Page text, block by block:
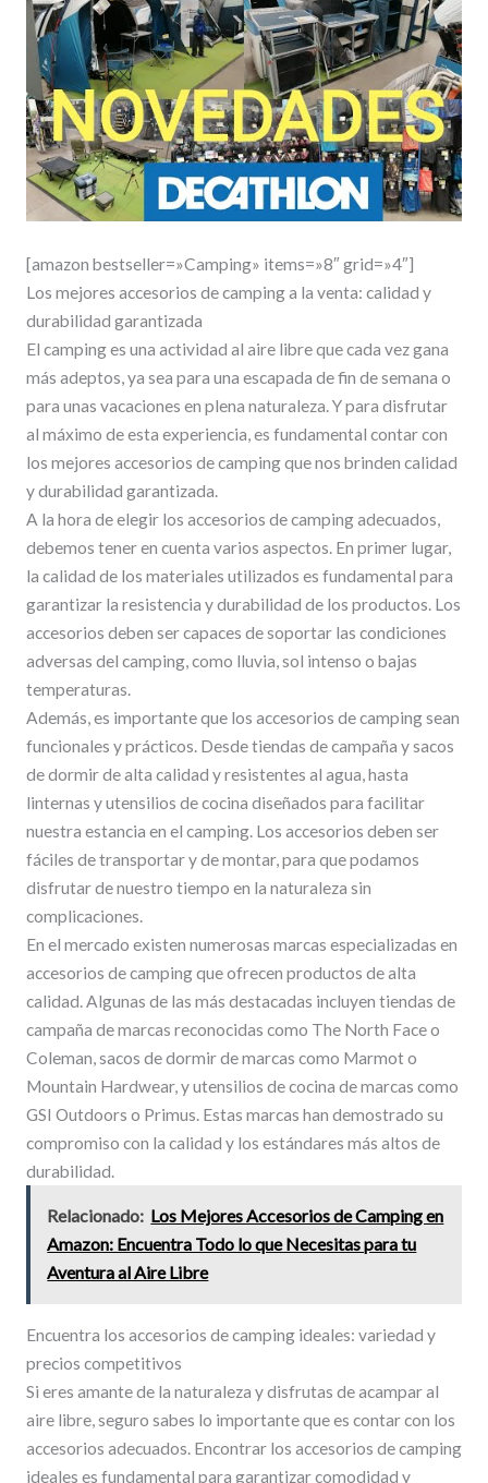
[amazon bestseller=»Camping» items=»8″ grid=»4″]
Los mejores accesorios de camping a la venta: calidad y
durabilidad garantizada
El camping es una actividad al aire libre que cada vez gana
más adeptos, ya sea para una escapada de fin de semana o
para unas vacaciones en plena naturaleza. Y para disfrutar
al máximo de esta experiencia, es fundamental contar con
los mejores accesorios de camping que nos brinden calidad
y durabilidad garantizada.
A la hora de elegir los accesorios de camping adecuados,
debemos tener en cuenta varios aspectos. En primer lugar,
la calidad de los materiales utilizados es fundamental para
garantizar la resistencia y durabilidad de los productos. Los
accesorios deben ser capaces de soportar las condiciones
adversas del camping, como lluvia, sol intenso o bajas
temperaturas.
Además, es importante que los accesorios de camping sean
funcionales y prácticos. Desde tiendas de campaña y sacos
de dormir de alta calidad y resistentes al agua, hasta
linternas y utensilios de cocina diseñados para facilitar
nuestra estancia en el camping. Los accesorios deben ser
fáciles de transportar y de montar, para que podamos
disfrutar de nuestro tiempo en la naturaleza sin
complicaciones.
En el mercado existen numerosas marcas especializadas en
accesorios de camping que ofrecen productos de alta
calidad. Algunas de las más destacadas incluyen tiendas de
campaña de marcas reconocidas como The North Face o
Coleman, sacos de dormir de marcas como Marmot o
Mountain Hardwear, y utensilios de cocina de marcas como
GSI Outdoors o Primus. Estas marcas han demostrado su
compromiso con la calidad y los estándares más altos de
durabilidad.
Relacionado: Los Mejores Accesorios de Camping en
Amazon: Encuentra Todo lo que Necesitas para tu
Aventura al Aire Libre
Encuentra los accesorios de camping ideales: variedad y
precios competitivos
Si eres amante de la naturaleza y disfrutas de acampar al
aire libre, seguro sabes lo importante que es contar con los
accesorios adecuados. Encontrar los accesorios de camping
ideales es fundamental para garantizar comodidad y